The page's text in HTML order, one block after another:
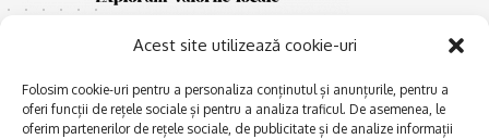
Acest site utilizează cookie-uri
Folosim cookie-uri pentru a personaliza conținutul și anunțurile, pentru a
oferi funcții de rețele sociale și pentru a analiza traficul. De asemenea, le
oferim partenerilor de rețele sociale, de publicitate și de analize informații